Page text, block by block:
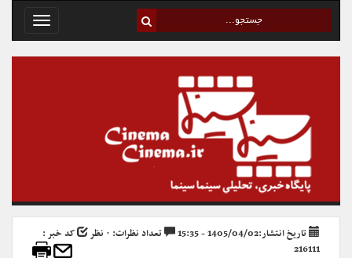
Toggle
تاریخ انتشار:1405/04/02 - 15:35 تعداد نظرات: ۰ نظر
کد خبر :
216111